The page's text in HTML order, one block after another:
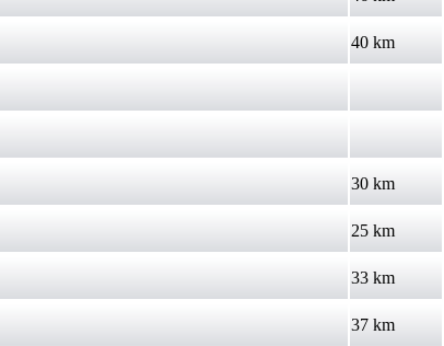
40 km
30 km
25 km
33 km
37 km